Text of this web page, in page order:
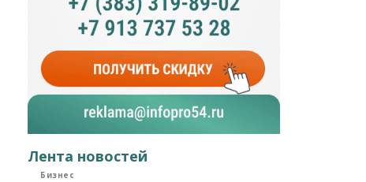
Лента новостей
Бизнес